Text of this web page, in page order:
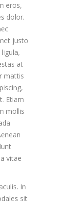
eros,
dolor.
justo
at
mattis
Etiam
mollis
vitae
In
sit